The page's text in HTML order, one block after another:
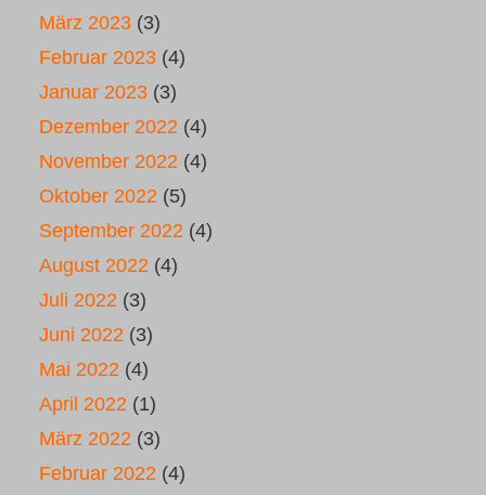
März 2023 (3)
Februar 2023 (4)
Januar 2023 (3)
Dezember 2022 (4)
November 2022 (4)
Oktober 2022 (5)
September 2022 (4)
August 2022 (4)
Juli 2022 (3)
Juni 2022 (3)
Mai 2022 (4)
April 2022 (1)
März 2022 (3)
Februar 2022 (4)